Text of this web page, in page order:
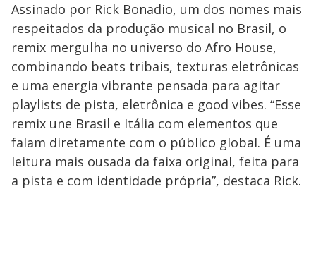
Assinado por Rick Bonadio, um dos nomes mais
respeitados da produção musical no Brasil, o
remix mergulha no universo do Afro House,
combinando beats tribais, texturas eletrônicas
e uma energia vibrante pensada para agitar
playlists de pista, eletrônica e good vibes. “Esse
remix une Brasil e Itália com elementos que
falam diretamente com o público global. É uma
leitura mais ousada da faixa original, feita para
a pista e com identidade própria”, destaca Rick.